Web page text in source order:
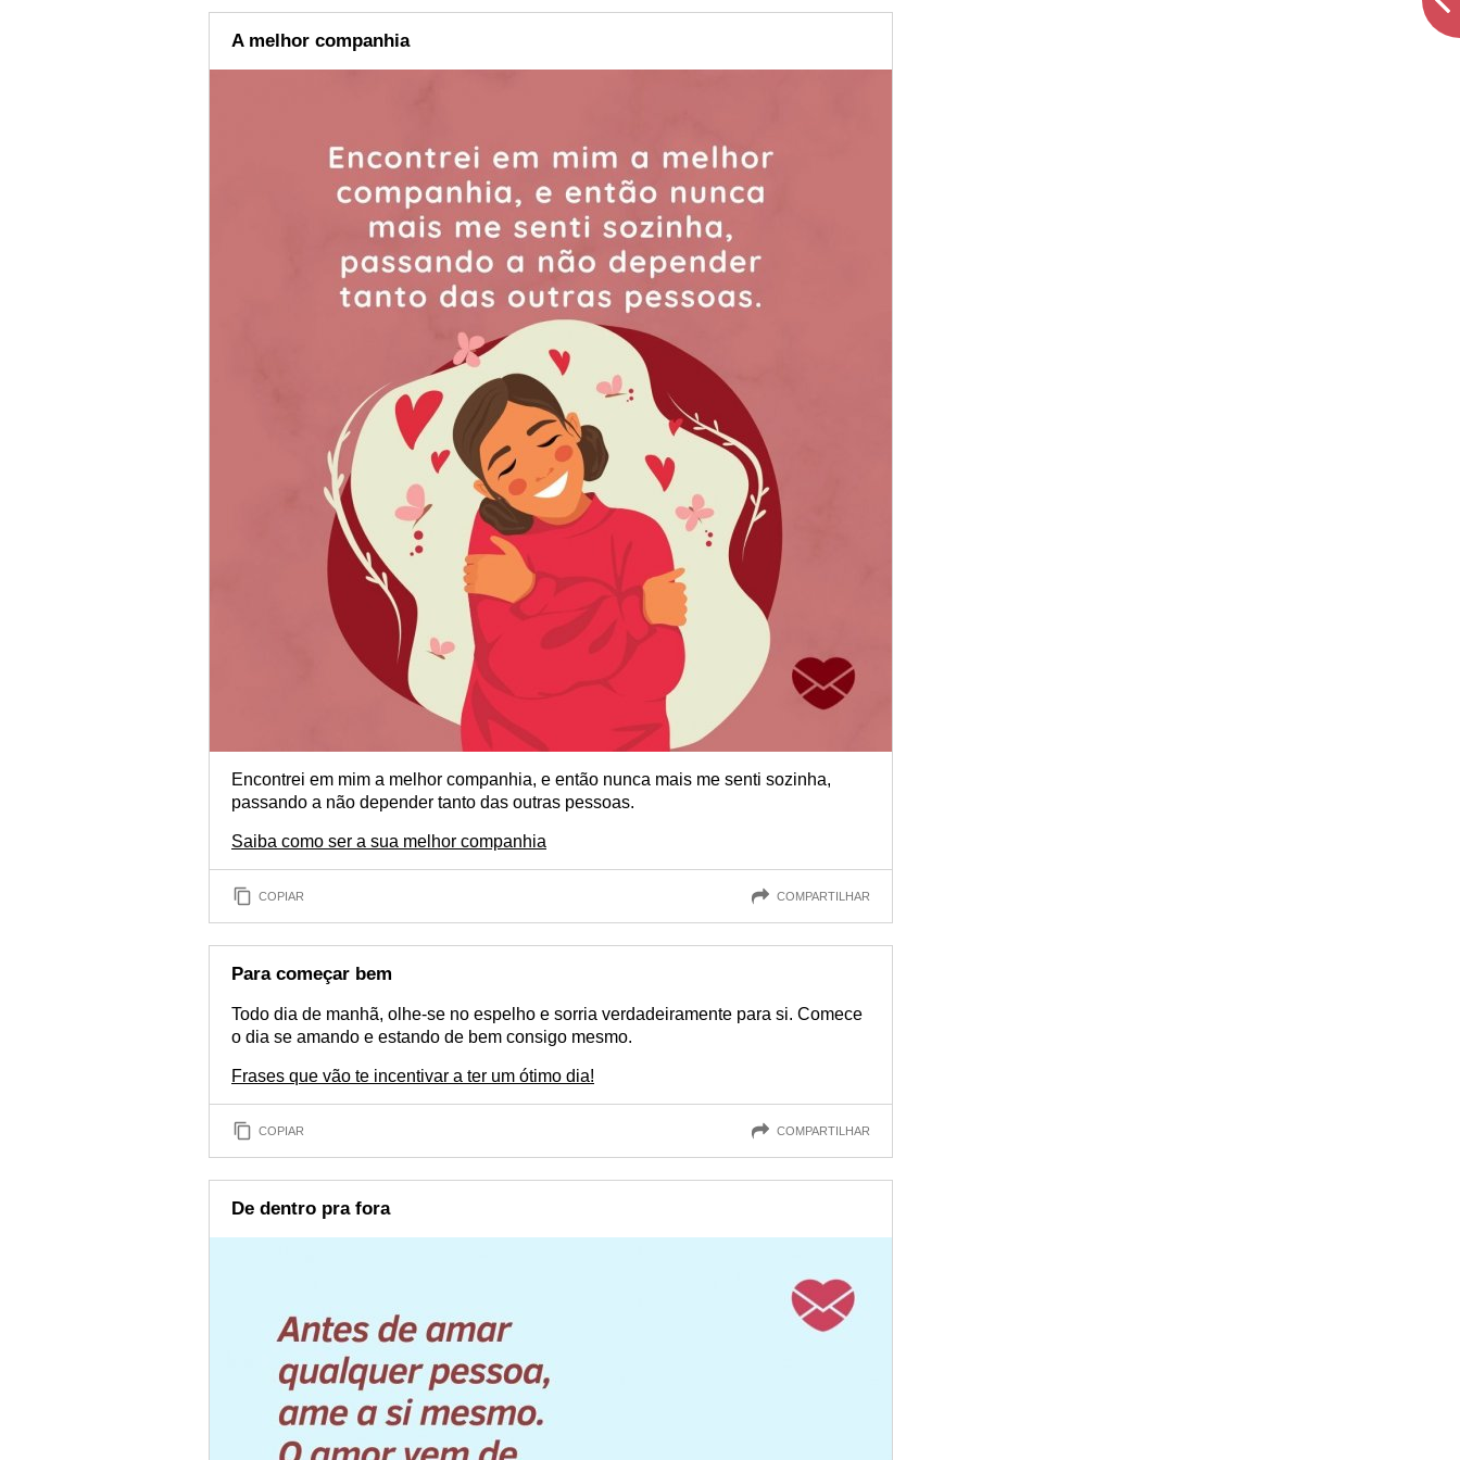
A melhor companhia
Encontrei em mim a melhor companhia, e então nunca mais me senti sozinha,
passando a não depender tanto das outras pessoas.
Saiba como ser a sua melhor companhia
COPIAR COMPARTILHAR
Para começar bem
Todo dia de manhã, olhe-se no espelho e sorria verdadeiramente para si. Comece
o dia se amando e estando de bem consigo mesmo.
Frases que vão te incentivar a ter um ótimo dia!
COPIAR COMPARTILHAR
De dentro pra fora